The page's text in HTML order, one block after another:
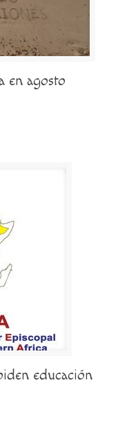
en agosto
educación